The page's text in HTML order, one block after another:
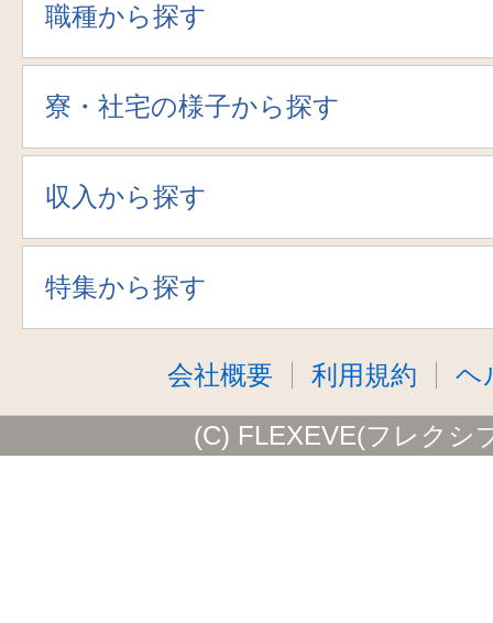
職種から探す
寮・社宅の様子から探す
収入から探す
特集から探す
会社概要 利用規約 ヘ
(C) FLEXEVE(フレクシ